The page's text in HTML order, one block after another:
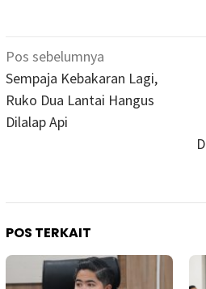
Navigasi
pos
Pos sebelumnya
Sempaja Kebakaran Lagi,
Ruko Dua Lantai Hangus
Dilalap Api
POS TERKAIT